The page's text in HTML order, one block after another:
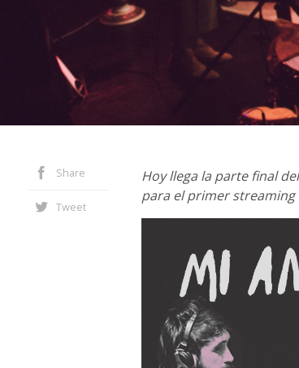
Share
Tweet
Hoy llega la parte final
para el primer streaming